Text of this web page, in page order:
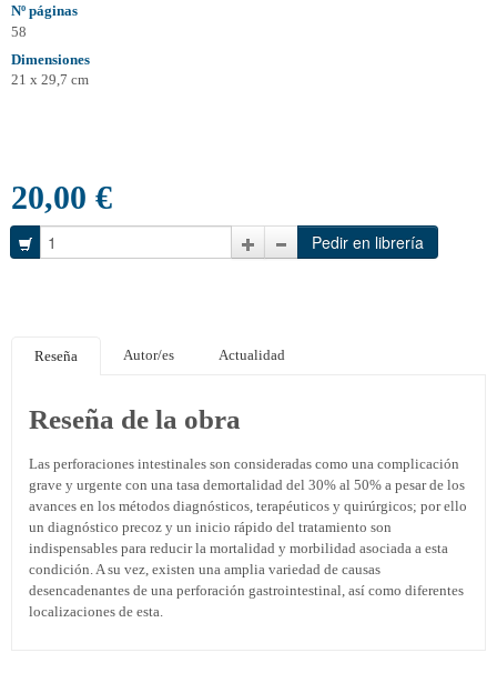
Nº páginas
58
Dimensiones
21 x 29,7 cm
20,00 €
Reseña Autor/es Actualidad
Reseña de la obra
Las perforaciones intestinales son consideradas como una complicación
grave y urgente con una tasa demortalidad del 30% al 50% a pesar de los
avances en los métodos diagnósticos, terapéuticos y quirúrgicos; por ello
un diagnóstico precoz y un inicio rápido del tratamiento son
indispensables para reducir la mortalidad y morbilidad asociada a esta
condición. A su vez, existen una amplia variedad de causas
desencadenantes de una perforación gastrointestinal, así como diferentes
localizaciones de esta.